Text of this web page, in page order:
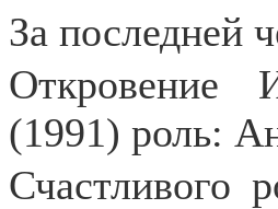
За последней
Откровение
(1991) роль:
Счастливого